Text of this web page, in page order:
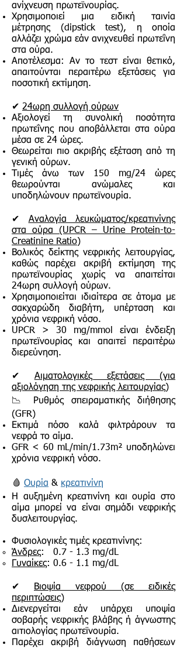
ανίχνευση πρωτεϊνουρίας.
Χρησιμοποιεί μια ειδική ταινία
μέτρησης (dipstick test), η οποία
αλλάζει χρώμα εάν ανιχνευθεί πρωτεΐνη
στα ούρα.
Αποτέλεσμα: Αν το τεστ είναι θετικό,
απαιτούνται περαιτέρω εξετάσεις για
ποσοτική εκτίμηση.
✔ 24ωρη συλλογή ούρων
Αξιολογεί τη συνολική ποσότητα
πρωτεΐνης που αποβάλλεται στα ούρα
μέσα σε 24 ώρες.
Θεωρείται πιο ακριβής εξέταση από τη
γενική ούρων.
Τιμές άνω των 150 mg/24 ώρες
θεωρούνται ανώμαλες και
υποδηλώνουν πρωτεϊνουρία.
✔ Αναλογία λευκώματος/κρεατινίνης
στα ούρα (UPCR – Urine Protein-to-
Creatinine Ratio)
Βολικός δείκτης νεφρικής λειτουργίας,
καθώς παρέχει ακριβή εκτίμηση της
πρωτεϊνουρίας χωρίς να απαιτείται
24ωρη συλλογή ούρων.
Χρησιμοποιείται ιδιαίτερα σε άτομα με
σακχαρώδη διαβήτη, υπέρταση και
χρόνια νεφρική νόσο.
UPCR > 30 mg/mmol είναι ένδειξη
πρωτεϊνουρίας και απαιτεί περαιτέρω
διερεύνηση.
✔ Αιματολογικές εξετάσεις (για
αξιολόγηση της νεφρικής λειτουργίας)
📉 Ρυθμός σπειραματικής διήθησης
(GFR)
Εκτιμά πόσο καλά φιλτράρουν τα
νεφρά το αίμα.
GFR < 60 mL/min/1.73m² υποδηλώνει
χρόνια νεφρική νόσο.
🩸 Ουρία & κρεατινίνη
Η αυξημένη κρεατινίνη και ουρία στο
αίμα μπορεί να είναι σημάδι νεφρικής
δυσλειτουργίας.
Φυσιολογικές τιμές κρεατινίνης:
Άνδρες: 0.7 - 1.3 mg/dL
Γυναίκες: 0.6 - 1.1 mg/dL
✔
Βιοψία νεφρού (σε ειδικές
περιπτώσεις)
Διενεργείται εάν υπάρχει υποψία
σοβαρής νεφρικής βλάβης ή άγνωστης
αιτιολογίας πρωτεϊνουρία.
Παρέχει ακριβή διάγνωση παθήσεων